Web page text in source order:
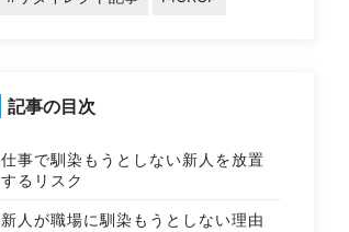
記事の目次
仕事で馴染もうとしない新人を放置
するリスク
新人が職場に馴染もうとしない理由